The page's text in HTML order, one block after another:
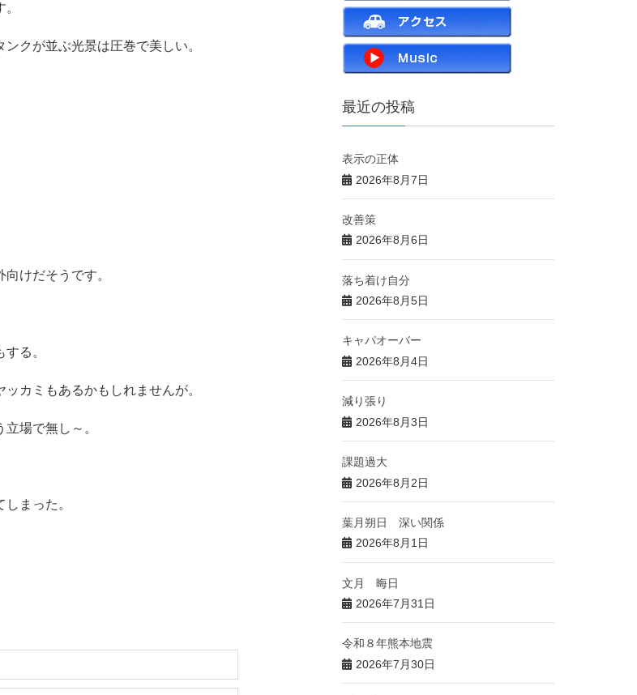
クが並ぶ光景は圧巻で美しい。
けだそうです。
る。
カミもあるかもしれませんが。
場で無し～。
まった。
最近の投稿
表示の正体
2026年8月7日
改善策
2026年8月6日
落ち着け自分
2026年8月5日
キャパオーバー
2026年8月4日
減り張り
2026年8月3日
課題過大
2026年8月2日
葉月朔日 深い関係
2026年8月1日
文月 晦日
2026年7月31日
令和８年熊本地震
2026年7月30日